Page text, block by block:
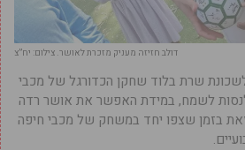
דולב חזיזה מעניק מזכרת לאושר. צילום: יח”צ
שרת בלוד שחקן הכדורגל של מכבי
לשמח, במידת האפשר את אושר רדה
בזמן שצפו יחד במשחק של מכבי חיפה